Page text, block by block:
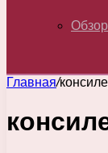
Главная/